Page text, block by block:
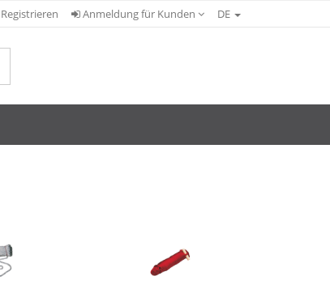
Registrieren Anmeldung für Kunden DE